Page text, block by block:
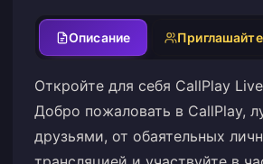
Описание
Откройте для себя CallPlay Live
Добро пожаловать в CallPlay,
друзьями, от обаятельных